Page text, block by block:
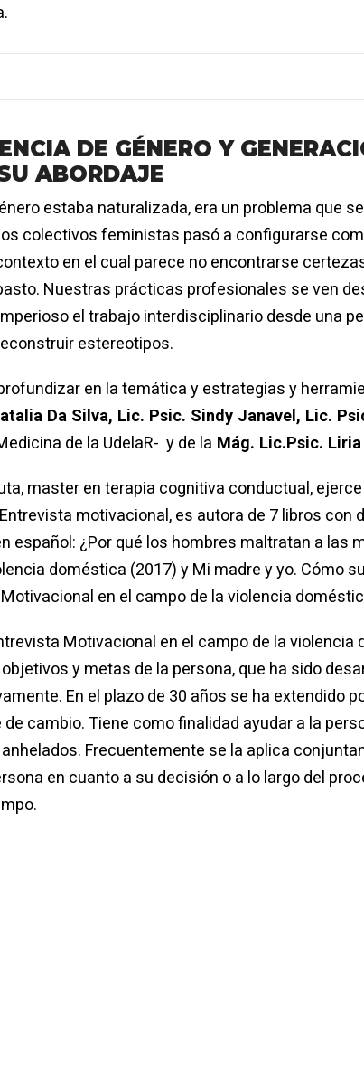
DE GÉNERO Y
ABORDAJE
estaba naturalizada, era un problema que
colectivos feministas pasó a configurarse
en el cual parece no encontrarse
Nuestras prácticas profesionales se ven
el trabajo interdisciplinario desde una
estereotipos.
en la temática y estrategias y
Da Silva, Lic. Psic. Sindy Janavel, Lic.
de la UdelaR- y de la Mág. Lic.Psic.
master en terapia cognitiva conductual,
motivacional, es autora de 7 libros
español: ¿Por qué los hombres maltratan a las
doméstica (2017) y Mi madre y yo. Cómo
en el campo de la violencia
Motivacional en el campo de la
y metas de la persona, que ha sido
En el plazo de 30 años se ha extendido
cambio. Tiene como finalidad ayudar a la
Frecuentemente se la aplica
en cuanto a su decisión o a lo largo del